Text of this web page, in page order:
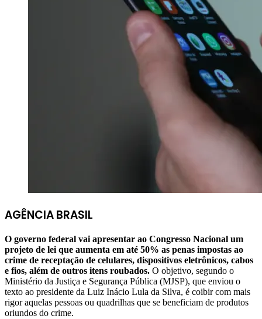
AGÊNCIA BRASIL
O governo federal vai apresentar ao Congresso Nacional um
projeto de lei que aumenta em até 50% as penas impostas ao
crime de receptação de celulares, dispositivos eletrônicos, cabos
e fios, além de outros itens roubados. O objetivo, segundo o
Ministério da Justiça e Segurança Pública (MJSP), que enviou o
texto ao presidente da Luiz Inácio Lula da Silva, é coibir com mais
rigor aquelas pessoas ou quadrilhas que se beneficiam de produtos
oriundos do crime.